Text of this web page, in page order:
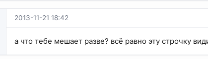
2013-11-21 18:42
а что тебе мешает разве? всё равно эту строчку